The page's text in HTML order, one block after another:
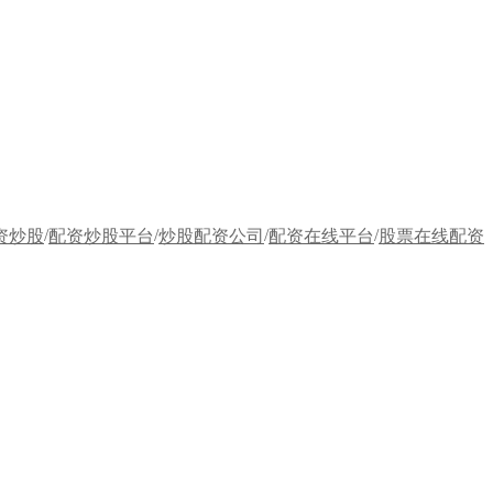
股票在线配资
/
配资在线平台
/
炒股配资公司
/
配资炒股平台
/
炒股